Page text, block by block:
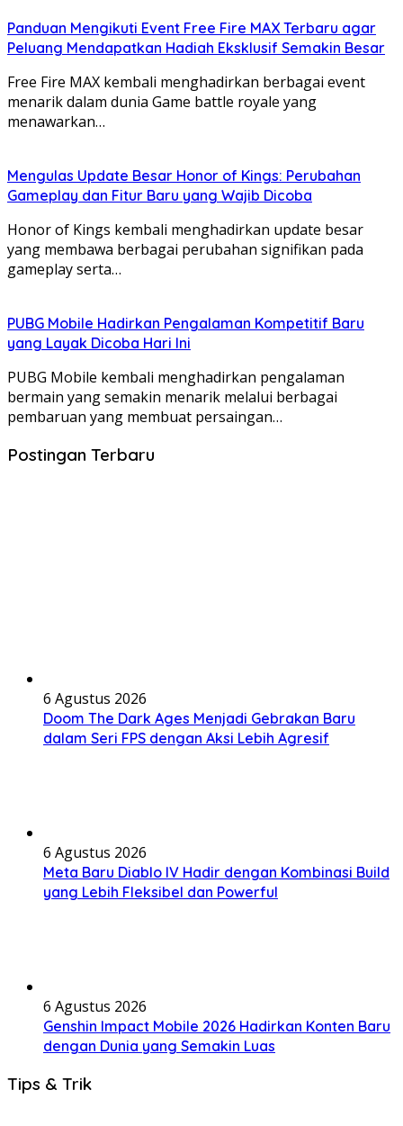
Panduan Mengikuti Event Free Fire MAX Terbaru agar
Peluang Mendapatkan Hadiah Eksklusif Semakin Besar
Free Fire MAX kembali menghadirkan berbagai event
menarik dalam dunia Game battle royale yang
menawarkan…
Mengulas Update Besar Honor of Kings: Perubahan
Gameplay dan Fitur Baru yang Wajib Dicoba
Honor of Kings kembali menghadirkan update besar
yang membawa berbagai perubahan signifikan pada
gameplay serta…
PUBG Mobile Hadirkan Pengalaman Kompetitif Baru
yang Layak Dicoba Hari Ini
PUBG Mobile kembali menghadirkan pengalaman
bermain yang semakin menarik melalui berbagai
pembaruan yang membuat persaingan…
Postingan Terbaru
6 Agustus 2026
Doom The Dark Ages Menjadi Gebrakan Baru
dalam Seri FPS dengan Aksi Lebih Agresif
6 Agustus 2026
Meta Baru Diablo IV Hadir dengan Kombinasi Build
yang Lebih Fleksibel dan Powerful
6 Agustus 2026
Genshin Impact Mobile 2026 Hadirkan Konten Baru
dengan Dunia yang Semakin Luas
Tips & Trik